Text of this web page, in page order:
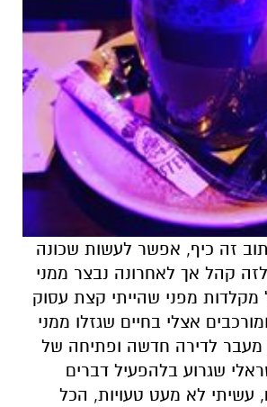
זה כיף, אפשר לעשות שכונה
קהל אך לאחרונה נבצר ממני
מקלדות מפני שהייתי קצת עסוק
אצלי בחיים שגזלו ממני
מעבר לדירה חדשה ופתיחה של
שגרוע בלהפעיל דברים
עשיתי לא מעט טעויות, הכל